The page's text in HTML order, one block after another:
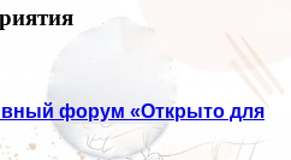
форум «Открыто для